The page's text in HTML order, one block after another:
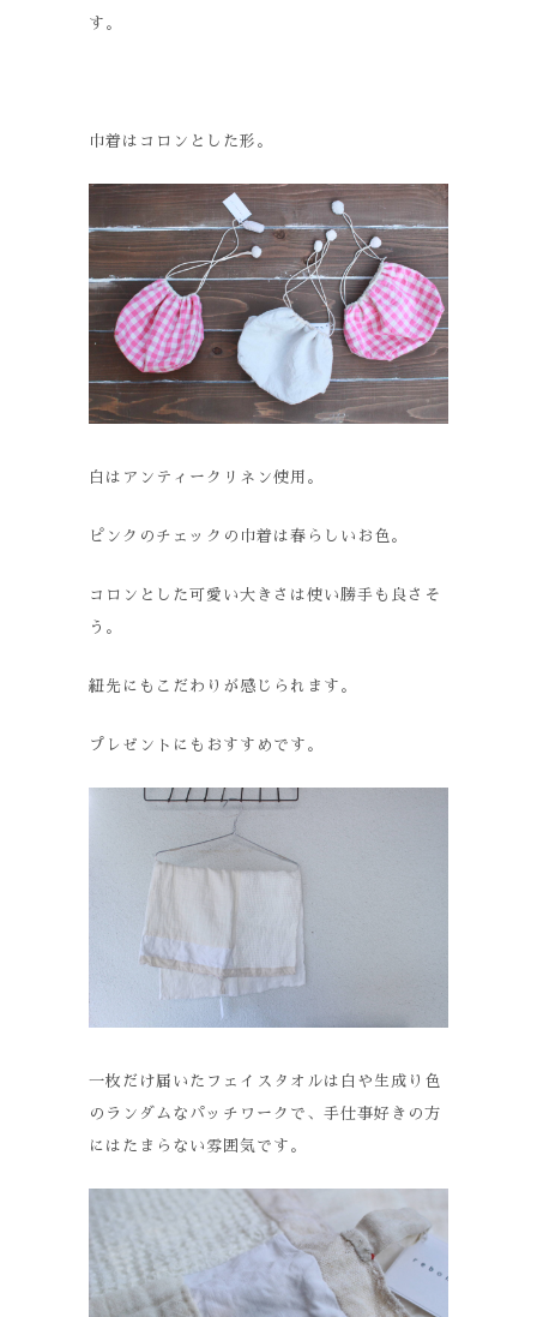
す。
巾着はコロンとした形。
白はアンティークリネン使用。
ピンクのチェックの巾着は春らしいお色。
コロンとした可愛い大きさは使い勝手も良さそ
う。
紐先にもこだわりが感じられます。
プレゼントにもおすすめです。
一枚だけ届いたフェイスタオルは白や生成り色
のランダムなパッチワークで、手仕事好きの方
にはたまらない雰囲気です。